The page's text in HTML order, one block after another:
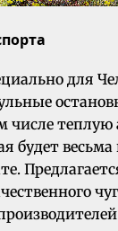
для
числе теплую
будет